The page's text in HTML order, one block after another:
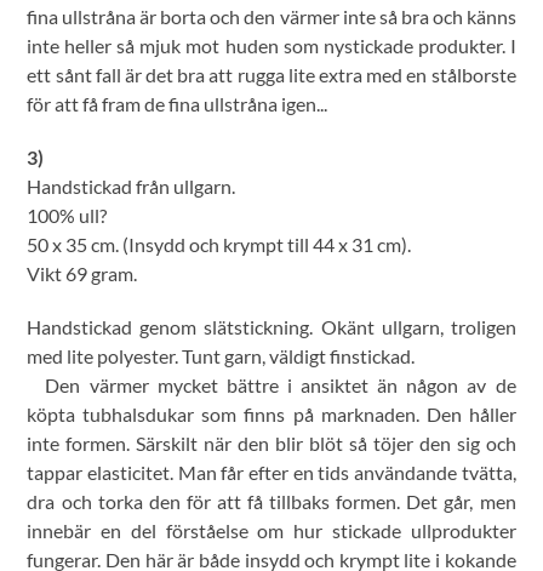
fina ullstråna är borta och den värmer inte så bra och känns
inte heller så mjuk mot huden som nystickade produkter. I
ett sånt fall är det bra att rugga lite extra med en stålborste
för att få fram de fina ullstråna igen...
3)
Handstickad från ullgarn.
100% ull?
50 x 35 cm. (Insydd och krympt till 44 x 31 cm).
Vikt 69 gram.
Handstickad genom slätstickning. Okänt ullgarn, troligen
med lite polyester. Tunt garn, väldigt finstickad.
Den värmer mycket bättre i ansiktet än någon av de
köpta tubhalsdukar som finns på marknaden. Den håller
inte formen. Särskilt när den blir blöt så töjer den sig och
tappar elasticitet. Man får efter en tids användande tvätta,
dra och torka den för att få tillbaks formen. Det går, men
innebär en del förståelse om hur stickade ullprodukter
fungerar. Den här är både insydd och krympt lite i kokande